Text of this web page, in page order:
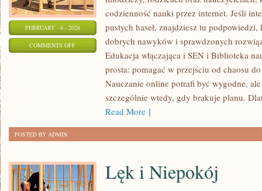
FEBRUARY - 6 - 2026
COMMENTS OFFON
codzienność nauki przez internet. Jeśli
pustych haseł, znajdziesz tu
dobrych nawyków i sprawdzonych
Edukacja włączająca i SEN i Biblioteka
prosta: pomagać w przejściu od chaosu
Nauczanie online potrafi być wygodne,
szczególnie wtedy, gdy brakuje planu.
Read More ]
POSTED BY ADMIN
Lęk i Niepokój